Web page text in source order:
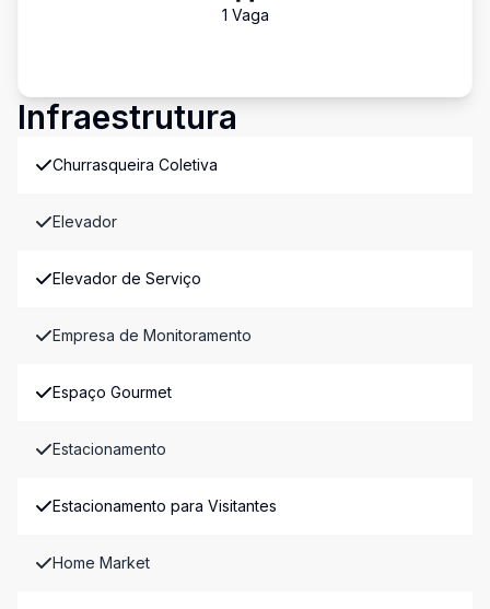
1 Vaga
Infraestrutura
Churrasqueira Coletiva
Elevador
Elevador de Serviço
Empresa de Monitoramento
Espaço Gourmet
Estacionamento
Estacionamento para Visitantes
Home Market